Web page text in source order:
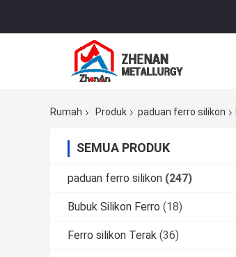
Rumah Produk paduan ferro silikon
SEMUA PRODUK
paduan ferro silikon (247)
Bubuk Silikon Ferro (18)
Ferro silikon Terak (36)